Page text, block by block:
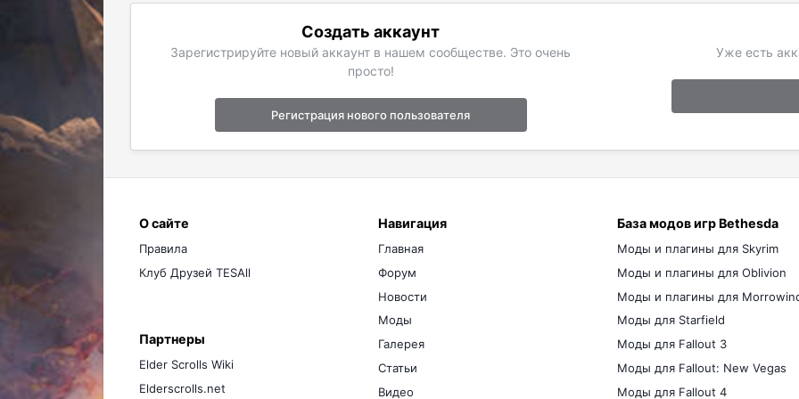
Создать аккаунт
Зарегистрируйте новый аккаунт в нашем сообществе. Это очень
просто!
Регистрация нового пользователя
Уже есть
О сайте
Правила
Клуб Друзей TESAll
Партнеры
Elder Scrolls Wiki
Elderscrolls.net
Навигация
Главная
Форум
Новости
Моды
Галерея
Статьи
Видео
База модов игр Bethesda
Моды и плагины для Skyrim
Моды и плагины для Oblivion
Моды и плагины для
Моды для Starfield
Моды для Fallout 3
Моды для Fallout: New Vegas
Моды для Fallout 4